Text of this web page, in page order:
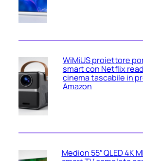
WiMiUS proiettore
smart con Netflix
cinema tascabile in
Amazon
Medion 55″ QLED 4K